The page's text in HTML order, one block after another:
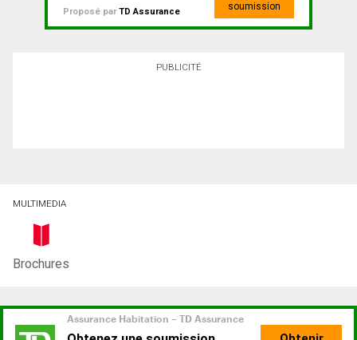
Proposé parTD Assurance
soumission
PUBLICITÉ
MULTIMEDIA
Brochures